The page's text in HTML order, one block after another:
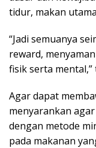
tidur, makan
“Jadi semuanya
reward,
fisik serta
Agar dapat
menyarankan
dengan metode
pada makanan